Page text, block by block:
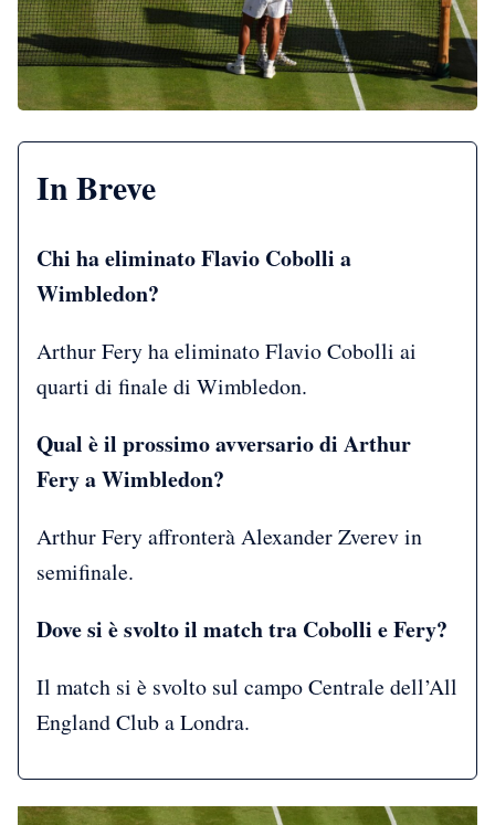
In Breve
Chi ha eliminato Flavio Cobolli a
Wimbledon?
Arthur Fery ha eliminato Flavio Cobolli ai
quarti di finale di Wimbledon.
Qual è il prossimo avversario di Arthur
Fery a Wimbledon?
Arthur Fery affronterà Alexander Zverev in
semifinale.
Dove si è svolto il match tra Cobolli e Fery?
Il match si è svolto sul campo Centrale dell’All
England Club a Londra.